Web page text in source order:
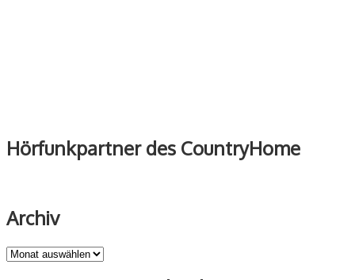
Hörfunkpartner des CountryHome
Archiv
Archiv